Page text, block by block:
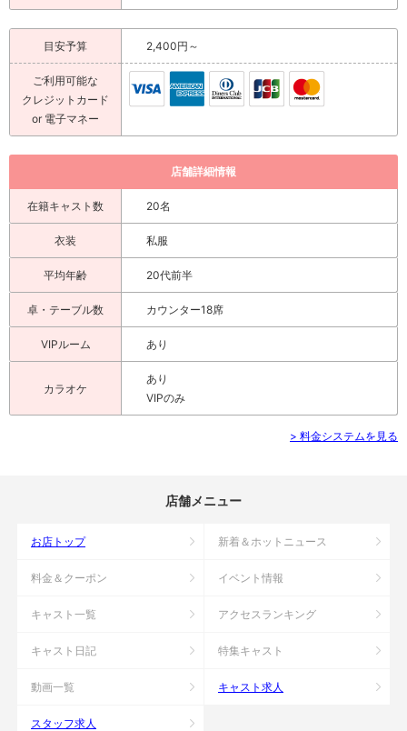
目安予算 2,400円～
ご利用可能な
クレジットカード
or 電子マネー
店舗詳細情報
在籍キャスト数 20名
衣装 私服
平均年齢 20代前半
卓・テーブル数 カウンター18席
VIPルーム あり
カラオケ
あり
VIPのみ
> 料金システムを見る
店舗メニュー
お店トップ 新着＆ホットニュース
料金＆クーポン イベント情報
キャスト一覧 アクセスランキング
キャスト日記 特集キャスト
動画一覧 キャスト求人
スタッフ求人